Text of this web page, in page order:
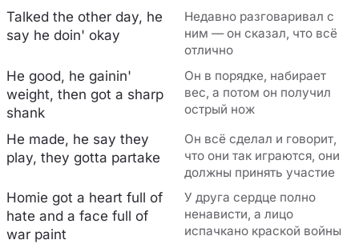
Talked the other day, he
say he doin' okay
Недавно разговаривал с
ним — он сказал, что всё
отлично
He good, he gainin'
weight, then got a sharp
shank
Он в порядке, набирает
вес, а потом он получил
острый нож
He made, he say they
play, they gotta partake
Он всё сделал и говорит,
что они так играются, они
должны принять участие
Homie got a heart full of
hate and a face full of
war paint
У друга сердце полно
ненависти, а лицо
испачкано краской войны